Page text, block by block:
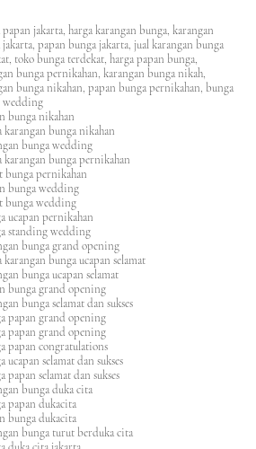
jakarta, harga karangan bunga, karangan
papan bunga jakarta, jual karangan bunga
toko bunga terdekat, harga papan bunga,
bunga pernikahan, karangan bunga nikah,
bunga nikahan, papan bunga pernikahan, bunga
wedding
bunga nikahan
karangan bunga nikahan
bunga wedding
karangan bunga pernikahan
bunga pernikahan
bunga wedding
bunga wedding
ucapan pernikahan
standing wedding
bunga grand opening
karangan bunga ucapan selamat
bunga ucapan selamat
bunga grand opening
bunga selamat dan sukses
papan grand opening
papan grand opening
papan congratulations
ucapan selamat dan sukses
papan selamat dan sukses
bunga duka cita
papan dukacita
bunga dukacita
bunga turut berduka cita